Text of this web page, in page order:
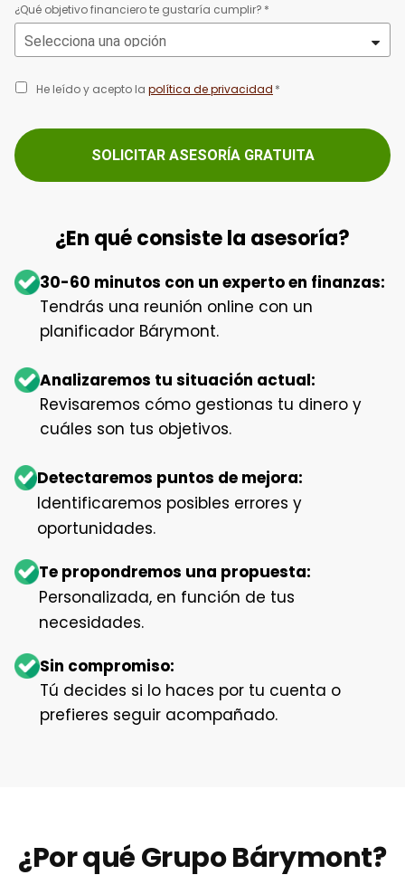
¿En qué consiste la asesoría?
30-60 minutos con un experto en finanzas:
Tendrás una reunión online con un
planificador Bárymont.
Analizaremos tu situación actual:
Revisaremos cómo gestionas tu dinero y
cuáles son tus objetivos.
Detectaremos puntos de mejora:
Identificaremos posibles errores y
oportunidades.
Te propondremos una propuesta:
Personalizada, en función de tus
necesidades.
Sin compromiso:
Tú decides si lo haces por tu cuenta o
prefieres seguir acompañado.
¿Qué objetivo financiero te gustaría cumplir? *
He leído y acepto la política de privacidad *
¿Por qué Grupo Bárymont?